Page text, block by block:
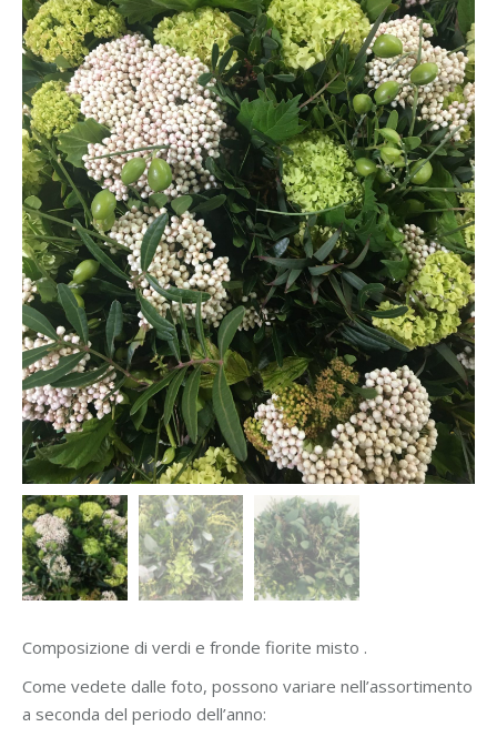
Composizione di verdi e fronde fiorite misto .
Come vedete dalle foto, possono variare nell’assortimento
a seconda del periodo dell’anno: